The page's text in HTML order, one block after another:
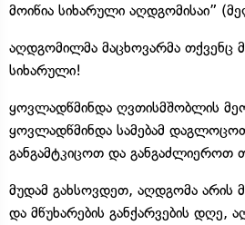
მოიწია სიხარული აღდგომისაი”
აღდგომილმა მაცხოვარმა
სიხარული!
ყოვლადწმინდა ღვთისმშობლის
ყოვლადწმინდა სამებამ
განგამტკიცოთ და განგაძლიეროთ
მუდამ გახსოვდეთ, აღდგომა არის
და მწუხარების განქარვების დღე,